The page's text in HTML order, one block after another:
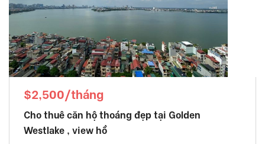
$2,500/tháng
Cho thuê căn hộ thoáng đẹp tại Golden
Westlake , view hồ